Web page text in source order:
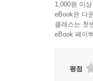
1,000원 이
eBook은 다
클래스는 첫
eBook 페이
평점